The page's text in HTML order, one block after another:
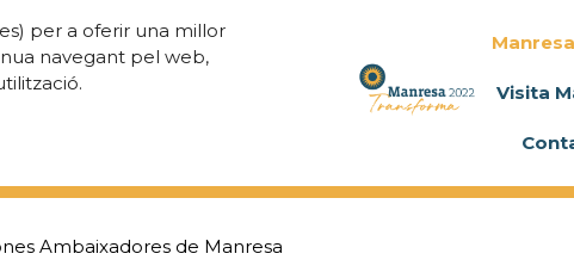
per a oferir una millor
navegant pel web,
Visita
Ambaixadores de Manresa